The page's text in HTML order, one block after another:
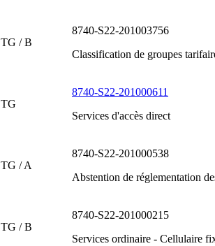
TG / B
8740-S22-201003756
Classification de groupes
TG
8740-S22-201000611
Services d'accès direct
TG / A
8740-S22-201000538
Abstention de réglementation
TG / B
8740-S22-201000215
Services ordinaire - Cellulaire